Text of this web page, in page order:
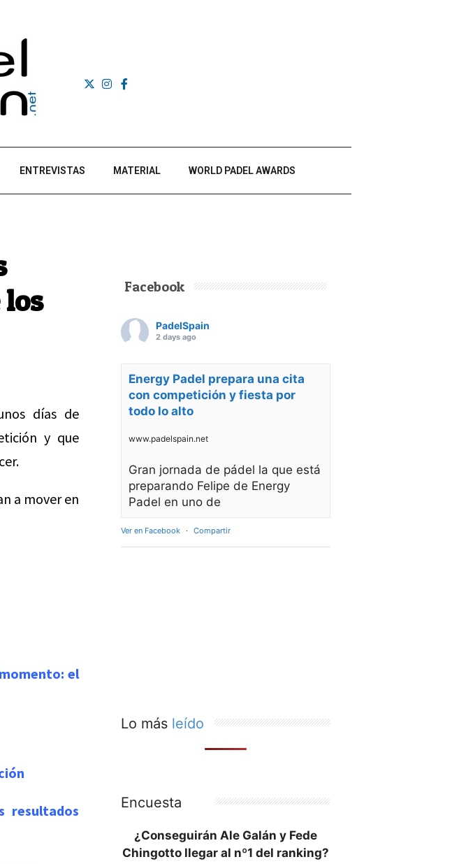
ENTREVISTAS MATERIAL WORLD PADEL AWARDS
días de
y que
a mover en
el
resultados
Facebook
PadelSpain
2 days ago
Energy Padel prepara una cita
con competición y fiesta por
todo lo alto
www.padelspain.net
Gran jornada de pádel la que está
preparando Felipe de Energy
Padel en uno de
Ver en Facebook · Compartir
Lo más leído
Encuesta
¿Conseguirán Ale Galán y Fede
Chingotto llegar al nº1 del ranking?